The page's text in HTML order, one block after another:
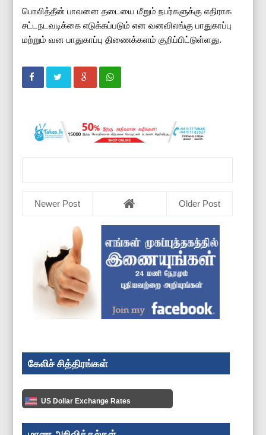
பொலித்தீன் பாவனை தடையை மீறும் நபர்களுக்கு எதிராக
சட்டநடவடிக்கை எடுக்கப்படும் என வனவிலங்கு பாதுகாப்பு
மற்றும் வன பாதுகாப்பு திணைக்களம் குறிப்பிட்டுள்ளது.
Newer Post Older Post
கேலிச் சித்திரங்கள்
US Dollar Exchange Rates